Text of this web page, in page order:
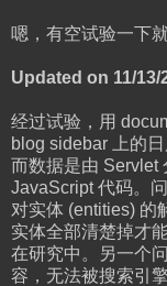
嗯，有空试验一
Updated on 11/13/
经过试验，用
blog sidebar 上的
而数据是由 Servlet
JavaScript 代码。
对实体 (entities) 的
实体全部清楚掉才
在研究中。另一个
容，无法被搜索引